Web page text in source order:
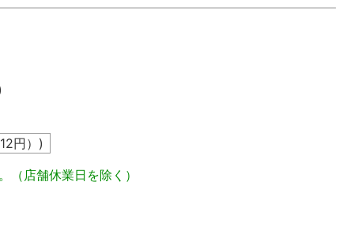
円）)
（店舗休業日を除く）